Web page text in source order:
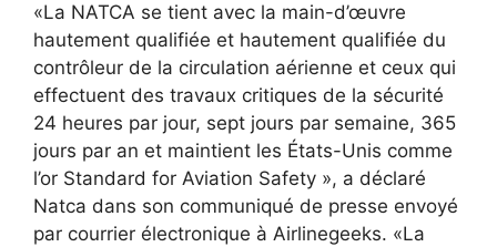
«La NATCA se tient avec la main-d’œuvre
hautement qualifiée et hautement qualifiée du
contrôleur de la circulation aérienne et ceux qui
effectuent des travaux critiques de la sécurité
24 heures par jour, sept jours par semaine, 365
jours par an et maintient les États-Unis comme
l’or Standard for Aviation Safety », a déclaré
Natca dans son communiqué de presse envoyé
par courrier électronique à Airlinegeeks. «La